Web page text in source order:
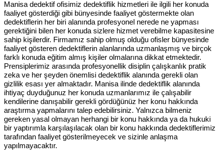
Manisa dedektif ofisimiz dedektiflik hizmetleri ile ilgili her konuda
faaliyet gösterdiği gibi bünyesinde faaliyet göstermekte olan
dedektiflerin her biri alanında profesyonel nerede ne yapması
gerektiğini bilen her konuda sizlere hizmet verebilme kapasitesine
sahip kişilerdir. Firmamız sahip olmuş olduğu ofisler bünyesinde
faaliyet gösteren dedektiflerin alanlarında uzmanlaşmış ve birçok
farklı konuda eğitim almış kişiler olmalarına dikkat etmektedir.
Prensiplerimiz arasında profesyonellik disiplin çalışkanlık pratik
zeka ve her şeyden önemlisi dedektiflik alanında gerekli olan
gizlilik esası yer almaktadır. Manisa ilinde dedektiflik alanında
ihtiyaç duyduğunuz her konuda uzmanlarımız ile çalışabilir
kendilerine danışabilir gerekli gördüğünüz her konu hakkında
araştırma yapmalarını talep edebilirsiniz. Yalnızca bilmeniz
gereken yasal olmayan herhangi bir konu hakkında ya da hukuki
bir yaptırımla karşılaşılacak olan bir konu hakkında dedektiflerimiz
tarafından faaliyet gösterilmeyecek ve sizinle anlaşma
yapılmayacaktır.